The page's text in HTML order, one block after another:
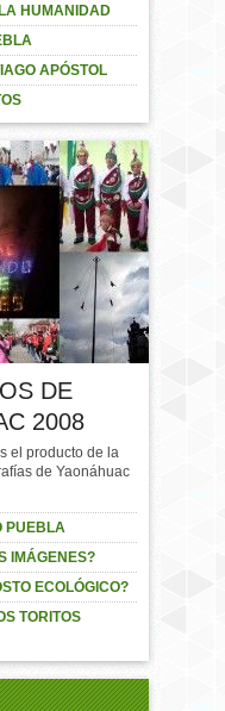
HUMANIDAD
APÓSTOL
DE
2008
el producto de la
de Yaonáhuac
PUEBLA
IMÁGENES?
ECOLÓGICO?
TORITOS